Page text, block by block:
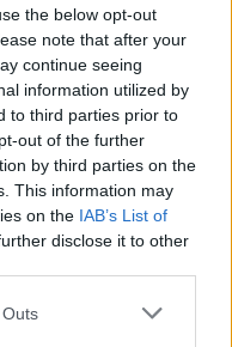
the below opt-out
note that after your
continue seeing
information utilized by
to third parties prior to
out of the further
by third parties on the
This information may
on the IAB’s List of
disclose it to other
one or more Google